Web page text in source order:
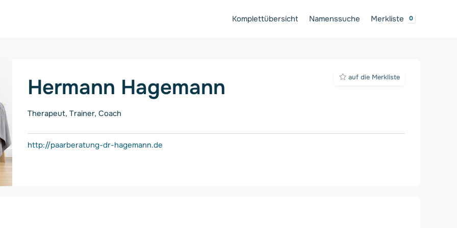
Komplettübersicht Namenssuche Merkliste
auf die Merkliste
Hermann Hagemann
Therapeut, Trainer, Coach
http://paarberatung-dr-hagemann.de